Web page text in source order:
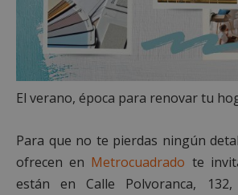
El verano, época para renovar tu
Para que no te pierdas ningún
ofrecen en Metrocuadrado te
están en Calle Polvoranca,